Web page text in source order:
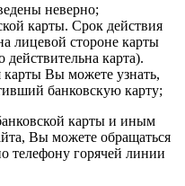
неверно;
карты. Срок действия
лицевой стороне карты
действительна карта).
карты Вы можете узнать,
банковскую карту;
карты и иным
Вы можете обращаться
телефону горячей линии